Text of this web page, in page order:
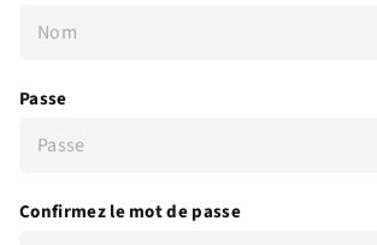
Passe
Confirmez le mot de passe